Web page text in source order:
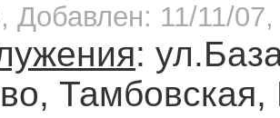
Добавлен: 11/11/
:
Тамбовская,